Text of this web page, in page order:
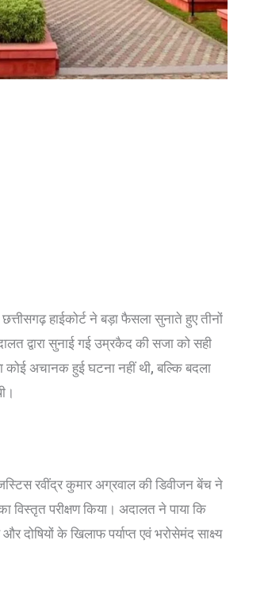
हाईकोर्ट ने बड़ा फैसला सुनाते हुए तीनों
द्वारा सुनाई गई उम्रकैद की सजा को सही
कोई अचानक हुई घटना नहीं थी, बल्कि बदला
रवींद्र कुमार अग्रवाल की डिवीजन बेंच ने
विस्तृत परीक्षण किया। अदालत ने पाया कि
दोषियों के खिलाफ पर्याप्त एवं भरोसेमंद साक्ष्य